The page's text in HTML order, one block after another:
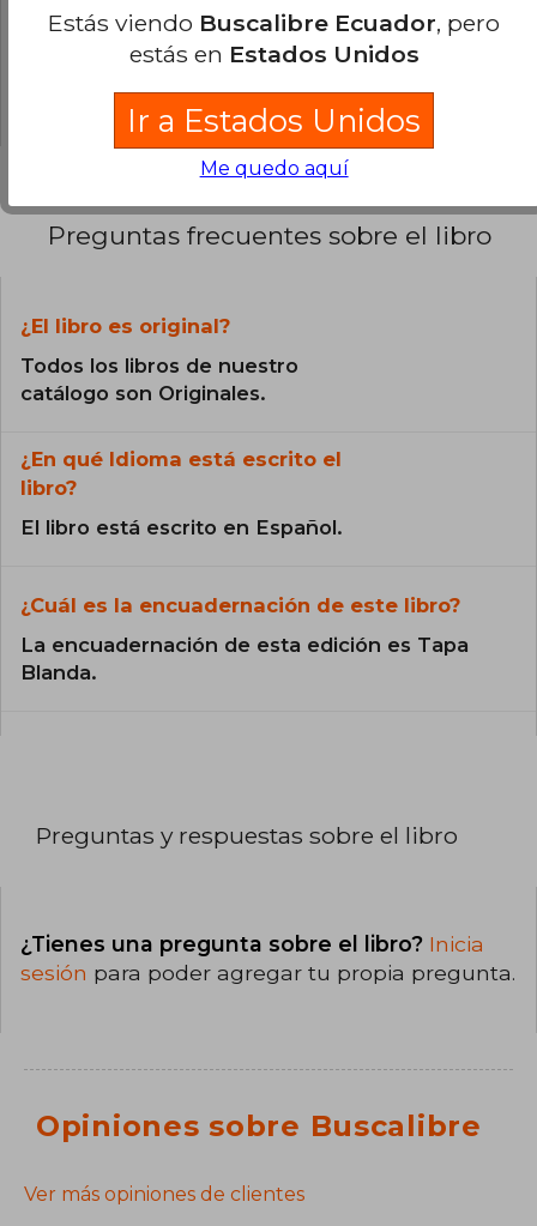
50% (1)
0% (0)
0% (0)
Preguntas frecuentes sobre el libro
¿El libro es original?
Todos los libros de nuestro
catálogo son Originales.
¿En qué Idioma está escrito el
libro?
El libro está escrito en Español.
¿Cuál es la encuadernación de este libro?
La encuadernación de esta edición es Tapa
Blanda.
Preguntas y respuestas sobre el libro
¿Tienes una pregunta sobre el libro? Inicia
sesión para poder agregar tu propia pregunta.
Opiniones sobre Buscalibre
Ver más opiniones de clientes
Estás viendo Buscalibre Ecuador, pero
estás en Estados Unidos
Ir a Estados Unidos
Me quedo aquí